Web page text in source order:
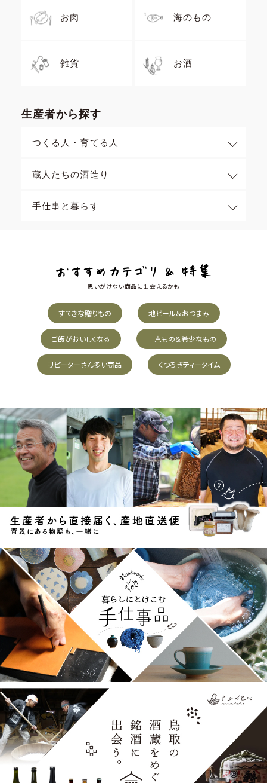
生産者から探す
つくる人・育てる人
蔵人たちの酒造り
手仕事と暮らす
お肉 海のもの
雑貨 お酒
思いがけない商品に出会えるかも
すてきな贈りもの 地ビール＆おつまみ
ご飯がおいしくなる 一点もの＆希少なもの
リピーターさん多い商品 くつろぎティータイム